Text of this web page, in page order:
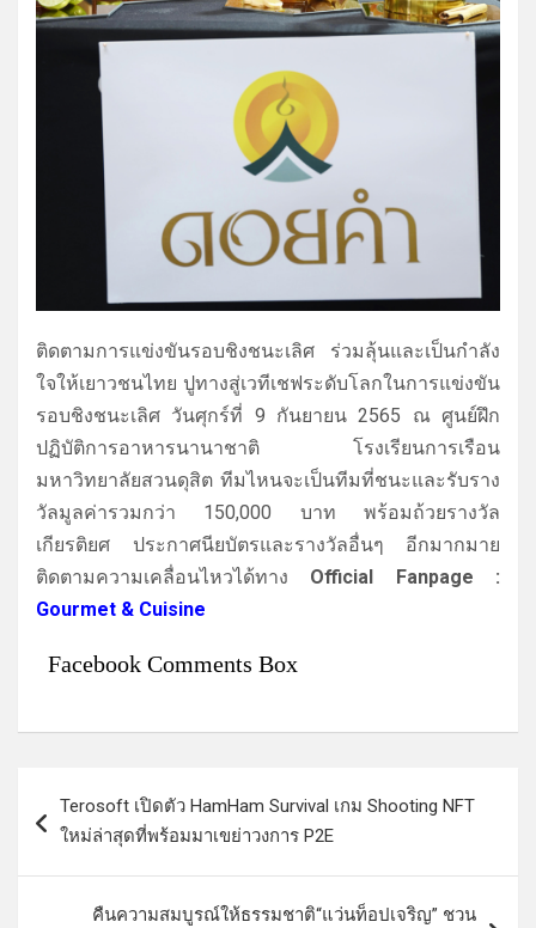
ติดตามการแข่งขันรอบชิงชนะเลิศ ร่วมลุ้นและเป็นกำลัง
ใจให้เยาวชนไทย ปูทางสู่เวทีเชฟระดับโลกในการแข่งขัน
รอบชิงชนะเลิศ วันศุกร์ที่ 9 กันยายน 2565 ณ ศูนย์ฝึก
ปฏิบัติการอาหารนานาชาติ โรงเรียนการเรือน
มหาวิทยาลัยสวนดุสิต ทีมไหนจะเป็นทีมที่ชนะและรับราง
วัลมูลค่ารวมกว่า 150,000 บาท พร้อมถ้วยรางวัล
เกียรติยศ ประกาศนียบัตรและรางวัลอื่นๆ อีกมากมาย
ติดตามความเคลื่อนไหวได้ทาง Official Fanpage :
Gourmet & Cuisine
Facebook Comments Box
น
Terosoft เปิดตัว HamHam Survival เกม Shooting NFT
ใหม่ล่าสุดที่พร้อมมาเขย่าวงการ P2E
คืนความสมบูรณ์​ให้​ธรรมชาติ​“แว่นท็อปเจริญ” ชวน